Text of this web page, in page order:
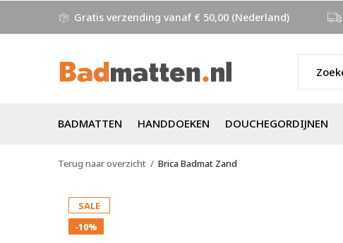
BADMATTEN HANDDOEKEN DOUCHEGORDIJNEN
Gratis verzending vanaf € 50,00 (Nederland)
Terug naar overzicht Brica Badmat Zand
SALE
-10%